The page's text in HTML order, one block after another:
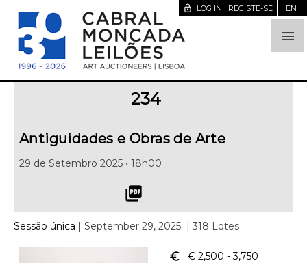

lock_open LOG IN | REGISTE-SE EN
234
Antiguidades e Obras de Arte
29 de Setembro 2025 • 18h00
picture_as_pdf
Sessão única | September 29, 2025 | 318 Lotes
euro_symbol € 2,500 - 3,750